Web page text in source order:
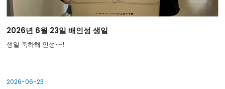
2026년 6월 23일 배인성 생일
생일 축하해 인성~~!
2026-06-23